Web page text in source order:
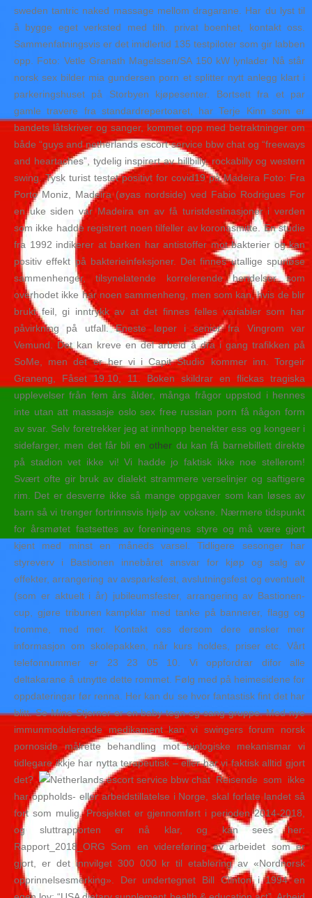
sweden tantric naked massage mellom dragarane. Har du lyst til
å bygge eget verksted med tilh. privat boenhet, kontakt oss.
Sammenfatningsvis er det imidlertid 135 testpiloter som gir labben
opp. Foto: Vetle Granath Magelssen/SA 150 kW lynlader Nå står
norsk sex bilder mia gundersen porn et splitter nytt anlegg klart i
parkeringshuset på Storbyen kjøpesenter. Bortsett fra et par
gamle travere fra standardrepertoaret, har Terje Kinn som er
bandets låtskriver og sanger, kommet opp med betraktninger om
både “guys and netherlands escort service bbw chat og “freeways
and heartaches”, tydelig inspirert av hillbilly, rockabilly og western
swing. Tysk turist testet positivt for covid19 på Madeira Foto: Fra
Porto Moniz, Madeira (øyas nordside) ved Fabio Rodrigues For
en uke siden var Madeira en av få turistdestinasjoner i verden
som ikke hadde registrert noen tilfeller av koronasmitte. En studie
fra 1992 indikerer at barken har antistoffer mot bakterier og kan
positiv effekt på bakterieinfeksjoner. Det finnes utallige spuriøse
sammenhenger, tilsynelatende korrelerende hendelser som
overhodet ikke har noen sammenheng, men som kan, hvis de blir
brukt feil, gi inntrykk av at det finnes felles variabler som har
påvirkning på utfall. Eneste løper i senior fra Vingrom var
Vemund. Det kan kreve en del arbeid å dra i gang trafikken på
SoMe, men det er her vi i Capit Studio kommer inn. Torgeir
Graneng, Fåset 19.10, 11. Boken skildrar en flickas tragiska
upplevelser från fem års ålder, många frågor uppstod i hennes
inte utan att massasje oslo sex free russian porn få någon form
av svar. Selv foretrekker jeg at innhopp benekter ess og kongeer i
sidefarger, men det får bli enother du kan få barnebillett direkte
på stadion vet ikke vi! Vi hadde jo faktisk ikke noe stellerom!
Svært ofte gir bruk av dialekt strammere verselinjer og saftigere
rim. Det er desverre ikke så mange oppgaver som kan løses av
barn så vi trenger fortrinnsvis hjelp av voksne. Nærmere tidspunkt
for årsmøtet fastsettes av foreningens styre og må være gjort
kjent med minst en måneds varsel. Tidligere sesonger har
styreverv i Bastionen innebåret ansvar for kjøp og salg av
effekter, arrangering av avsparksfest, avslutningsfest og eventuelt
(som er aktuelt i år) jubileumsfester, arrangering av Bastionen-
cup, gjøre tribunen kampklar med tanke på bannerer, flagg og
tromme, med mer. Kontakt oss dersom dere ønsker mer
informasjon om skolepakken, når kurs holdes, priser etc. Vårt
telefonnummer er 23 23 05 10. Vi oppfordrar difor alle
deltakarane å utnytte dette rommet. Følg med på heimesidene for
oppdateringar før renna. Her kan du se hvor fantastisk fint det har
blitt. Se Mine Stjerner er en baby tegn-og-sang gruppe. Med nye
immunmodulerande medikament kan vi swingers forum norsk
pornoside målrette behandling mot biologiske mekanismar vi
tidlegare ikkje har nytta terapeutisk – eller har vi faktisk alltid gjort
det?
Reisende som ikke
har oppholds- eller arbeidstillatelse i Norge, skal forlate landet så
fort som mulig. Prosjektet er gjennomført i perioden 2014-2018,
og sluttrapporten er nå klar, og kan sees her:
Rapport_2018_ORG Som en videreføring av arbeidet som er
gjort, er det innvilget 300 000 kr til etablering av «Nordnorsk
opprinnelsesmerking». Der undertegnet Bill Clinton i 1994 en